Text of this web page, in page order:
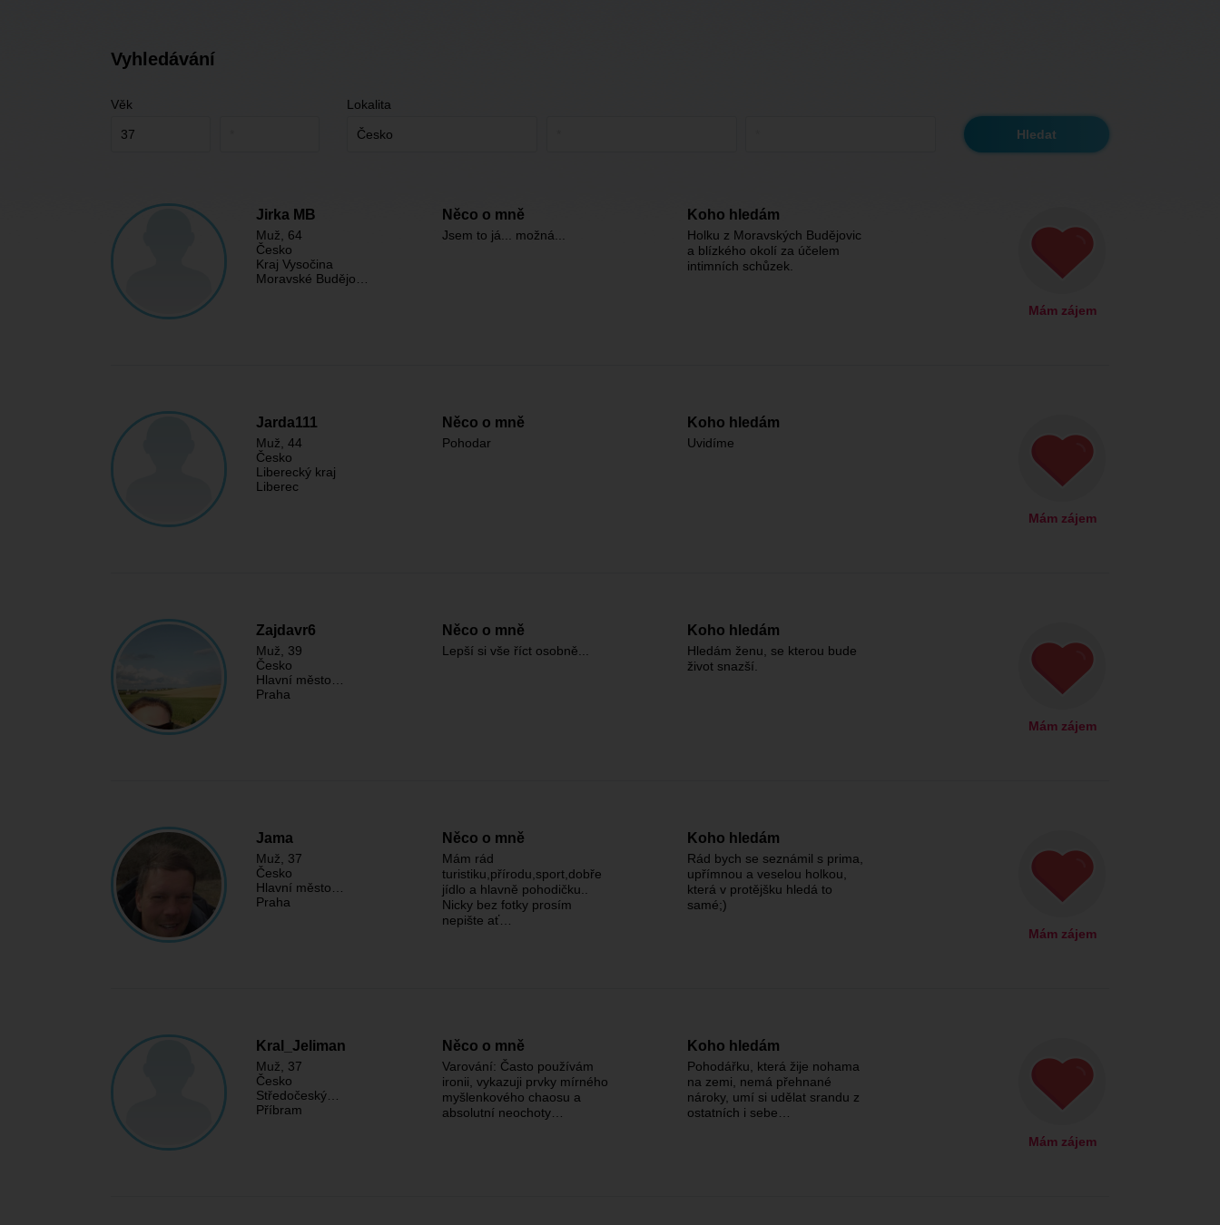
Vyhledávání
Věk Lokalita
Jirka MB
Muž , 64
Česko
Kraj Vysočina
Moravské Budějo…
Něco o mně
Jsem to já... možná...
Koho hledám
Holku z Moravských Budějovic
a blízkého okolí za účelem
intimních schůzek.
Mám zájem
Jarda111
Muž , 44
Česko
Liberecký kraj
Liberec
Něco o mně
Pohodar
Koho hledám
Uvidíme
Mám zájem
Zajdavr6
Muž , 39
Česko
Hlavní město…
Praha
Něco o mně
Lepší si vše říct osobně...
Koho hledám
Hledám ženu, se kterou bude
život snazší.
Mám zájem
Jama
Muž , 37
Česko
Hlavní město…
Praha
Něco o mně
Mám rád
turistiku,přírodu,sport,dobře
jídlo a hlavně pohodičku..
Nicky bez fotky prosím
nepište ať…
Koho hledám
Rád bych se seznámil s prima,
upřímnou a veselou holkou,
která v protějšku hledá to
samé;)
Mám zájem
Kral_Jeliman
Muž , 37
Česko
Středočeský…
Příbram
Něco o mně
Varování: Často používám
ironii, vykazuji prvky mírného
myšlenkového chaosu a
absolutní neochoty…
Koho hledám
Pohodářku, která žije nohama
na zemi, nemá přehnané
nároky, umí si udělat srandu z
ostatních i sebe…
Mám zájem